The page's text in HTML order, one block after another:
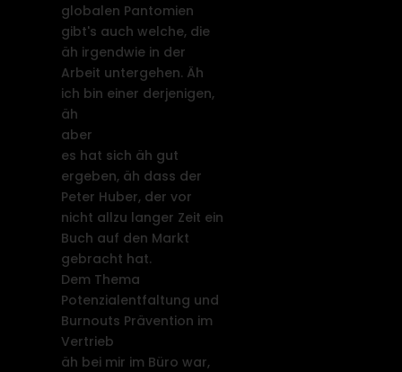
globalen Pantomien
gibt's auch welche, die
äh irgendwie in der
Arbeit untergehen. Äh
ich bin einer derjenigen,
äh
aber
es hat sich äh gut
ergeben, äh dass der
Peter Huber, der vor
nicht allzu langer Zeit ein
Buch auf den Markt
gebracht hat.
Dem Thema
Potenzialentfaltung und
Burnouts Prävention im
Vertrieb
äh bei mir im Büro war,